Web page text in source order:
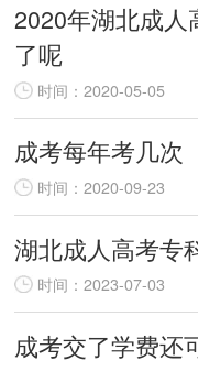
2020年湖北成
了呢
时间：2020-05-05
成考每年考几次
时间：2020-09-23
湖北成人高考专
时间：2023-07-03
成考交了学费还